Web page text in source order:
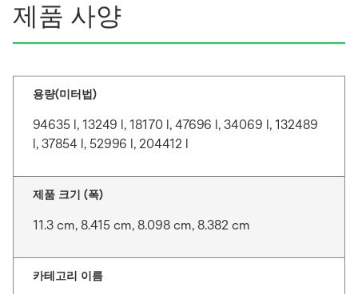
제품 사양
용량(미터법)
94635 l, 13249 l, 18170 l, 47696 l, 34069 l, 132489
l, 37854 l, 52996 l, 204412 l
제품 크기 (폭)
11.3 cm, 8.415 cm, 8.098 cm, 8.382 cm
카테고리 이름